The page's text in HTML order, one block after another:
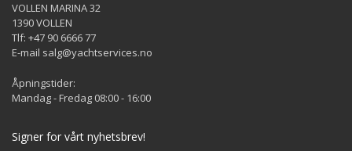
VOLLEN MARINA 32
1390 VOLLEN
Tlf: +47 90 6666 77
E-mail salg@yachtservices.no
Åpningstider:
Mandag - Fredag 08:00 - 16:00
Signer for vårt nyhetsbrev!